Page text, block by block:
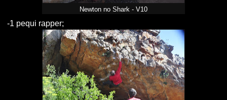
Newton no Shark - V10
-1 pequi rapper;